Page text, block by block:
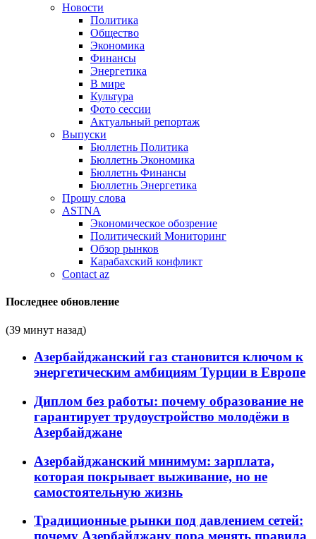
Новости
Политика
Общество
Экономика
Финансы
Энергетика
В мире
Культура
Фото сессии
Актуальный репортаж
Выпуски
Бюллетнь Политика
Бюллетнь Экономика
Бюллетнь Финансы
Бюллетнь Энергетика
Прошу слова
ASTNA
Экономическое обозрение
Политический Мониторинг
Обзор рынков
Карабахский конфликт
Contact az
Последнее обновление
(39 минут назад)
Азербайджанский газ становится ключом к
энергетическим амбициям Турции в Европе
Диплом без работы: почему образование не
гарантирует трудоустройство молодёжи в
Азербайджане
Азербайджанский минимум: зарплата,
которая покрывает выживание, но не
самостоятельную жизнь
Традиционные рынки под давлением сетей: